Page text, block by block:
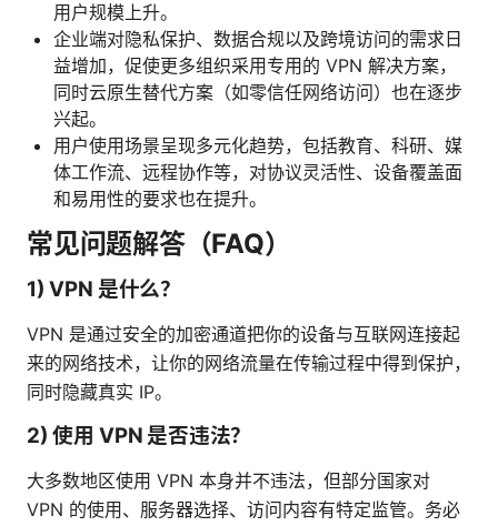
用户规模上升。
企业端对隐私保护、数据合规以及跨境访问的需求日
益增加，促使更多组织采用专用的 VPN 解决方案，
同时云原生替代方案（如零信任网络访问）也在逐步
兴起。
用户使用场景呈现多元化趋势，包括教育、科研、媒
体工作流、远程协作等，对协议灵活性、设备覆盖面
和易用性的要求也在提升。
常见问题解答（FAQ）
1) VPN 是什么？
VPN 是通过安全的加密通道把你的设备与互联网连接起
来的网络技术，让你的网络流量在传输过程中得到保护，
同时隐藏真实 IP。
2) 使用 VPN 是否违法？
大多数地区使用 VPN 本身并不违法，但部分国家对
VPN 的使用、服务器选择、访问内容有特定监管。务必